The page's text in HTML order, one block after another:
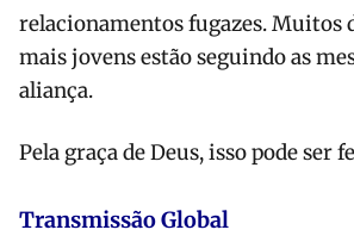
relacionamentos fugazes. Muitos
mais jovens estão seguindo as
aliança.
Pela graça de Deus, isso pode ser
Transmissão Global